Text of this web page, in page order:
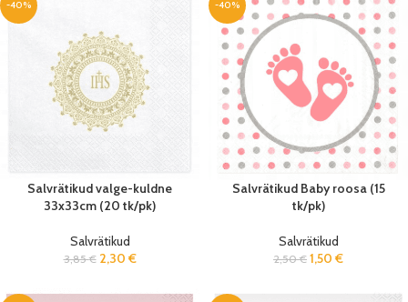
-40%
Salvrätikud valge-kuldne
33x33cm (20 tk/pk)
Salvrätikud
3,85€ 2,30 €
-40%
Salvrätikud Baby roosa (15
tk/pk)
Salvrätikud
2,50€ 1,50 €